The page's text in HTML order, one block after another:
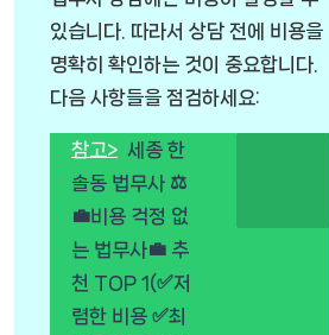
있습니다. 따라서 상담 전에 비용을
명확히 확인하는 것이 중요합니다.
다음 사항들을 점검하세요:
참고> 세종 한
솔동 법무사 ⚖️
💼비용 걱정 없
는 법무사💼 추
천 TOP 1(✅저
렴한 비용 ✅최